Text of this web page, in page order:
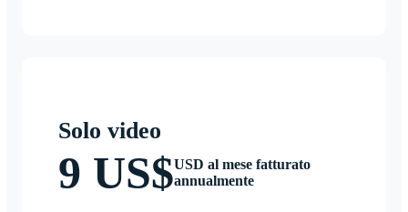
Solo video
9 US$USD al mese fatturato
annualmente